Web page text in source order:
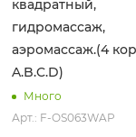
квадратный,
гидромассаж,
аэромассаж.(4
A.B.C.D)
Много
Арт.: F-OS063WAP